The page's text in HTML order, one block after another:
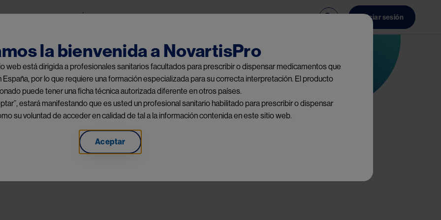
Iniciar sesión
la bienvenida a NovartisPro
web está dirigida a profesionales sanitarios facultados para prescribir o dispensar medicamentos que
por lo que requiere una formación especializada para su correcta interpretación. El producto
puede tener una ficha técnica autorizada diferente en otros países.
estará manifestando que es usted un profesional sanitario habilitado para prescribir o dispensar
su voluntad de acceder en calidad de tal a la información contenida en este sitio web.
Aceptar